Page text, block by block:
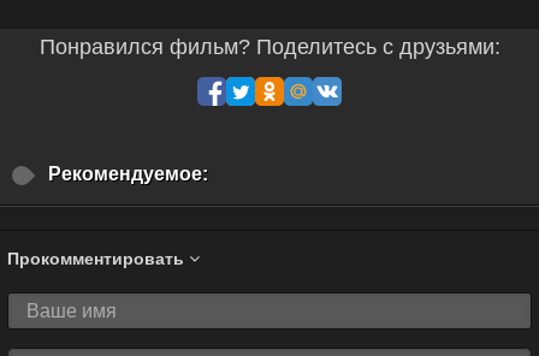
Понравился фильм? Поделитесь с друзьями:
Рекомендуемое:
Прокомментировать